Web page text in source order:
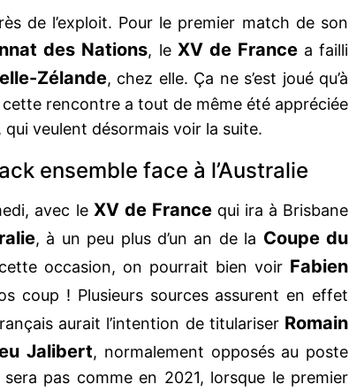
de l’exploit. Pour le premier match de son
des Nations, le XV de Francea failli
Zélande, chez elle. Ça ne s’est joué qu’à
cette rencontre a tout de même été appréciée
veulent désormais voir la suite.
ensemble face à l’Australie
avec le XV de Francequi ira à Brisbane
, à un peu plus d’un an de la Coupe du
occasion, on pourrait bien voir Fabien
coup ! Plusieurs sources assurent en effet
aurait l’intention de titulariser Romain
Jalibert, normalement opposés au poste
pas comme en 2021, lorsque le premier